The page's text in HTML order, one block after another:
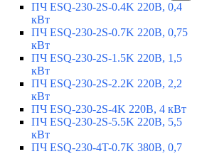
ПЧ ESQ-230-2S-0.4K 220В, 0,4
кВт
ПЧ ESQ-230-2S-0.7K 220В, 0,75
кВт
ПЧ ESQ-230-2S-1.5K 220В, 1,5
кВт
ПЧ ESQ-230-2S-2.2K 220В, 2,2
кВт
ПЧ ESQ-230-2S-4K 220В, 4 кВт
ПЧ ESQ-230-2S-5.5K 220В, 5,5
кВт
ПЧ ESQ-230-4T-0.7K 380В, 0,7